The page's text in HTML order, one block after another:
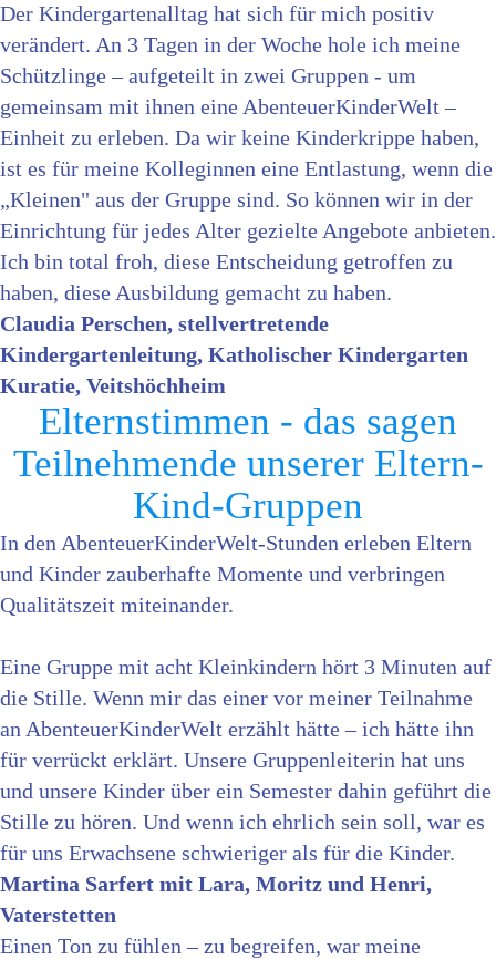
Der Kindergartenalltag hat sich für mich positiv
verändert. An 3 Tagen in der Woche hole ich meine
Schützlinge – aufgeteilt in zwei Gruppen - um
gemeinsam mit ihnen eine AbenteuerKinderWelt –
Einheit zu erleben. Da wir keine Kinderkrippe haben,
ist es für meine Kolleginnen eine Entlastung, wenn die
„Kleinen" aus der Gruppe sind. So können wir in der
Einrichtung für jedes Alter gezielte Angebote anbieten.
Ich bin total froh, diese Entscheidung getroffen zu
haben, diese Ausbildung gemacht zu haben.
Claudia Perschen, stellvertretende
Kindergartenleitung, Katholischer Kindergarten
Kuratie, Veitshöchheim
Elternstimmen - das sagen
Teilnehmende unserer Eltern-
Kind-Gruppen
In den AbenteuerKinderWelt-Stunden erleben Eltern
und Kinder zauberhafte Momente und verbringen
Qualitätszeit miteinander.
Eine Gruppe mit acht Kleinkindern hört 3 Minuten auf
die Stille. Wenn mir das einer vor meiner Teilnahme
an AbenteuerKinderWelt erzählt hätte – ich hätte ihn
für verrückt erklärt. Unsere Gruppenleiterin hat uns
und unsere Kinder über ein Semester dahin geführt die
Stille zu hören. Und wenn ich ehrlich sein soll, war es
für uns Erwachsene schwieriger als für die Kinder.
Martina Sarfert mit Lara, Moritz und Henri,
Vaterstetten
Einen Ton zu fühlen – zu begreifen, war meine